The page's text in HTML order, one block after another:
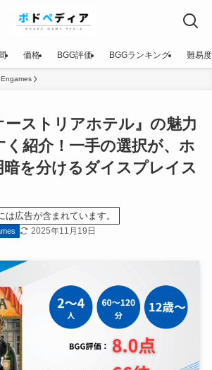
価格 BGG評価 BGGランキング 難易度
Engames
ーストリアホテル』の魅力
紹介！一手の選択が、ホ
を分けるダイスプレイス
は広告が含まれています。
2025年11月19日